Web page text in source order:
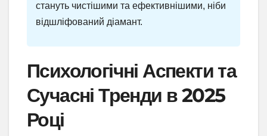
стануть чистішими та ефективнішими, ніби
відшліфований діамант.
Психологічні Аспекти та
Сучасні Тренди в 2025
Році